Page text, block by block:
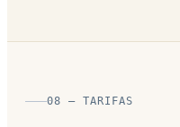
08 — TARIFAS